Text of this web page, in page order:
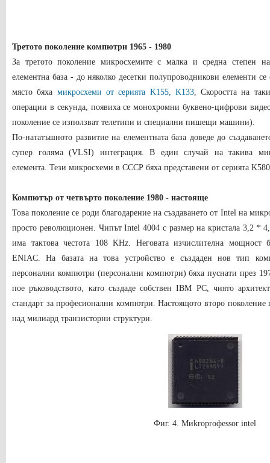
Третото поколение компютри 1965 - 1980
За третото поколение микросхемите с малка и средна степен
елементна база - до няколко десетки полупроводникови елементи
място бяха микросхеми от серията K155, K133, Скоростта на
операции в секунда, появиха се монохромни буквено-цифрови
поколение се използват телетипи и специални пишещи машини).
По-нататъшното развитие на елементната база доведе до
супер голяма (VLSI) интеграция. В един случай на такива
елемента. Тези микросхеми в СССР бяха представени от серията
Компютър от четвърто поколение 1980 - настояще
Това поколение се роди благодарение на създаването от Intel на
просто революционен. Чипът Intel 4004 с размер на кристала 3,2 *
има тактова честота 108 KHz. Неговата изчислителна мощност
ENIAC. На базата на това устройство е създаден нов тип
персонални компютри (персонални компютри) бяха пуснати през
пое ръководството, като създаде собствен IBM PC, чиято
стандарт за професионални компютри. Настоящото второ
над милиард транзисторни структури.
Фиг. 4. Миkroproфessor intel